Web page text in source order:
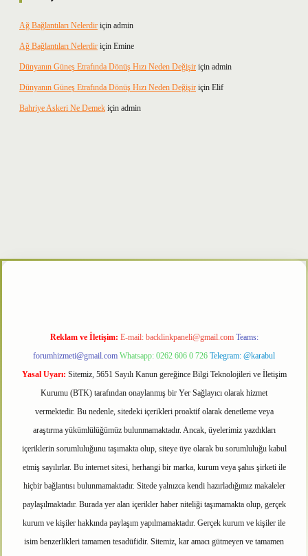
Ağ Bağlantıları Nelerdir için admin
Ağ Bağlantıları Nelerdir için Emine
Dünyanın Güneş Etrafında Dönüş Hızı Neden Değişir için admin
Dünyanın Güneş Etrafında Dönüş Hızı Neden Değişir için Elif
Bahriye Askeri Ne Demek için admin
Reklam ve İletişim: E-mail: backlinkpaneli@gmail.com Teams:
forumhizmeti@gmail.com Whatsapp: 0262 606 0 726 Telegram: @karabul
Yasal Uyarı: Sitemiz, 5651 Sayılı Kanun gereğince Bilgi Teknolojileri ve İletişim
Kurumu (BTK) tarafından onaylanmış bir Yer Sağlayıcı olarak hizmet
vermektedir. Bu nedenle, sitedeki içerikleri proaktif olarak denetleme veya
araştırma yükümlülüğümüz bulunmamaktadır. Ancak, üyelerimiz yazdıkları
içeriklerin sorumluluğunu taşımakta olup, siteye üye olarak bu sorumluluğu kabul
etmiş sayılırlar. Bu internet sitesi, herhangi bir marka, kurum veya şahıs şirketi ile
hiçbir bağlantısı bulunmamaktadır. Sitede yalnızca kendi hazırladığımız makaleler
paylaşılmaktadır. Burada yer alan içerikler haber niteliği taşımamakta olup, gerçek
kurum ve kişiler hakkında paylaşım yapılmamaktadır. Gerçek kurum ve kişiler ile
isim benzerlikleri tamamen tesadüfidir. Sitemiz, kar amacı gütmeyen ve tamamen